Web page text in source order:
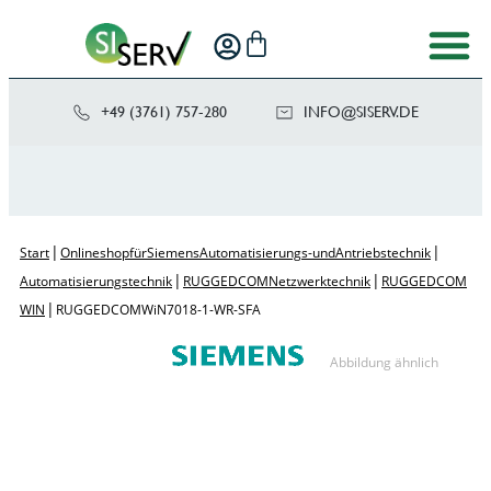
+49 (3761) 757-280 ED.VRE
SIS@OF
NI
Start | Onlineshop für Siemens Automatisierungs- und Antriebstechnik |
Automatisierungstechnik | RUGGEDCOM Netzwerktechnik | RUGGEDCOM
WIN | RUGGEDCOM WiN7018-1-WR-SFA
Abbildung ähnlich